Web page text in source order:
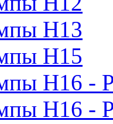
H13
H15
H16 -
H16 -